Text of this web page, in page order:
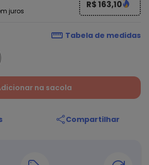
juros
R$ 163,10
Tabela de medidas
na sacola
Compartilhar